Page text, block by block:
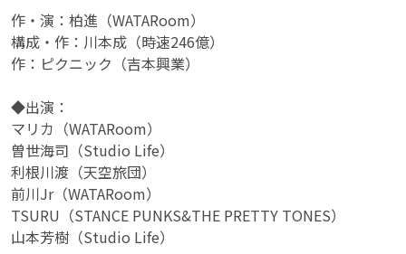
作・演：柏進（WATARoom）
構成・作：川本成（時速246億）
作：ピクニック（吉本興業）
◆出演：
マリカ（WATARoom）
曽世海司（Studio Life）
利根川渡（天空旅団）
前川Jr（WATARoom）
TSURU（STANCE PUNKS&THE PRETTY TONES）
山本芳樹（Studio Life）